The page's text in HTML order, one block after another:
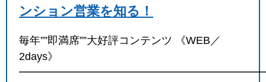
ンション営業を知る！
毎年””即満席””大好評コンテンツ 《WEB／
2days》